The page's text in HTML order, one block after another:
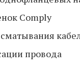
Comply
провода